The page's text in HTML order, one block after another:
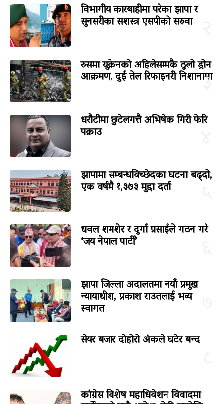
विभागीय कारबाहीमा परेका झापा र
सुनसरीका सशस्त्र एसपीको सरुवा
३
रुसमा युक्रेनको अहिलेसम्मकै ठूलो ड्रोन
आक्रमण, दुई तेल रिफाइनरी निशानामा
धरौटीमा छुटेलगत्तै अभिषेक गिरी फेरि
पक्राउ
झापामा सम्बन्धविच्छेदका घटना बढ्दो,
एक वर्षमै १,३७३ मुद्दा दर्ता
धवल शमशेर र दुर्गा प्रसाईंले गठन गरे
‘जय नेपाल पार्टी’
झापा जिल्ला अदालतमा नयाँ प्रमुख
न्यायाधीश, प्रकाश राउतलाई भव्य
स्वागत
सेयर बजार दोहोरो अंकले घटेर बन्द
कांग्रेस विशेष महाधिवेशन विवादमा